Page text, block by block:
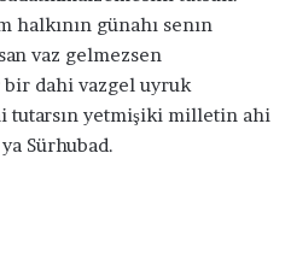
günahı senın
vaz gelmezsen
dahi vazgel uyruk
tutarsın yetmişiki milletin ahi
Sürhubad.